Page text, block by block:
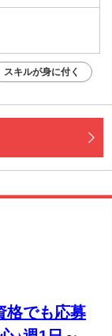
スキルが身に付く
格でも応募